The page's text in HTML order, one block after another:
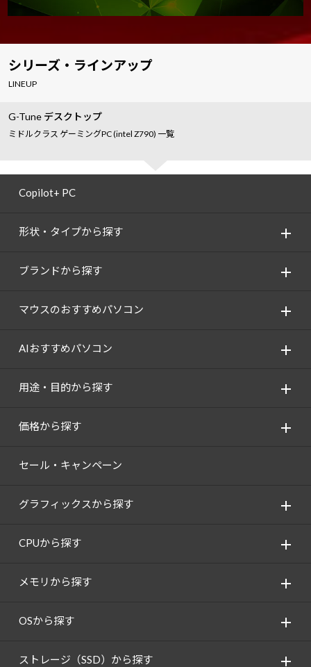
シリーズ・ラインアップ
LINEUP
G-Tune デスクトップ
ミドルクラス ゲーミングPC (intel Z790) 一覧
Copilot+ PC
形状・タイプから探す
ブランドから探す
マウスのおすすめパソコン
AIおすすめパソコン
用途・目的から探す
価格から探す
セール・キャンペーン
グラフィックスから探す
CPUから探す
メモリから探す
OSから探す
ストレージ（SSD）から探す